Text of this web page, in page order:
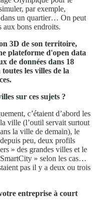
par exemple,
dans un quartier… On peut
aux bons endroits.
3D de son territoire,
plateforme d'open data
de données dans 18
les villes de la
sur ces sujets ?
c’étaient d’abord les
ville (l’outil servait surtout
la ville de demain), le
peu, deux profils
» des grandes villes et le
» selon les cas…
pas il y a deux ou trois
entreprise à court